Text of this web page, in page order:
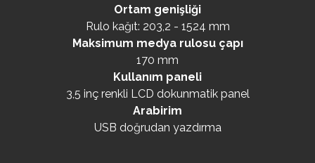
Ortam genişliği
Rulo kağıt: 203,2 - 1524 mm
Maksimum medya rulosu çapı
170 mm
Kullanım paneli
3,5 inç renkli LCD dokunmatik panel
Arabirim
USB doğrudan yazdırma